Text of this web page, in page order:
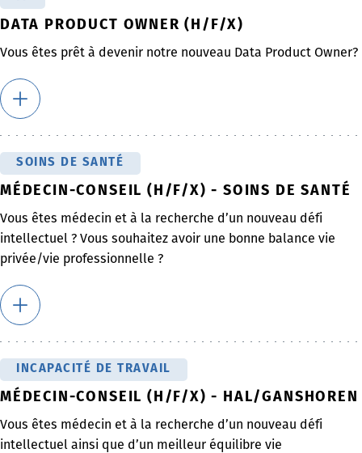
DATA PRODUCT OWNER (H/F/X)
Vous êtes prêt à devenir notre nouveau Data Product Owner?
SOINS DE SANTÉ
MÉDECIN-CONSEIL (H/F/X) - SOINS DE SANTÉ
Vous êtes médecin et à la recherche d’un nouveau défi
intellectuel ? Vous souhaitez avoir une bonne balance vie
privée/vie professionnelle ?
INCAPACITÉ DE TRAVAIL
MÉDECIN-CONSEIL (H/F/X) - HAL/GANSHOREN
Vous êtes médecin et à la recherche d’un nouveau défi
intellectuel ainsi que d’un meilleur équilibre vie